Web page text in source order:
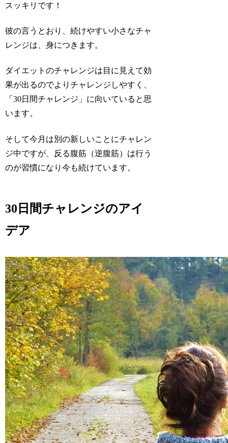
スッキリです！
彼の言うとおり、続けやすい小さなチャ
レンジは、身につきます。
ダイエットのチャレンジは目に見えて効
果が出るのでよりチャレンジしやすく、
「30日間チャレンジ」に向いていると思
います。
そして今月は別の新しいことにチャレン
ジ中ですが、反る腹筋（逆腹筋）は行う
のが習慣になり今も続けています。
30日間チャレンジのアイ
デア